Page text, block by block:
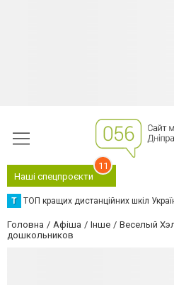
Наші спецпроєкти
11
Т ТОП кращих дистанційних шкіл
Головна Афіша Інше
Веселый
дошкольников